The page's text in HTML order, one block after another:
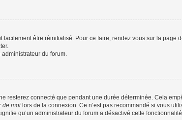
être réinitialisé. Pour ce faire, rendez vous sur la page
du forum.
resterez connecté que pendant une durée déterminée. Cela
de moi lors de la connexion. Ce n’est pas recommandé si vous
qu’un administrateur du forum a désactivé cette